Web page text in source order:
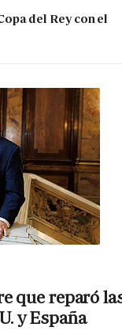
del Rey con el
que reparó
y España